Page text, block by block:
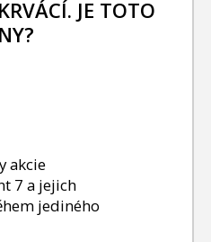
JE TOTO
akcie
7 a jejich
jediného